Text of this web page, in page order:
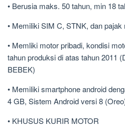
• Berusia maks. 50 tahun, min 18
• Memiliki SIM C, STNK, dan
• Memliki motor pribadi, kondisi
tahun produksi di atas tahun 2011
BEBEK)
• Memiliki smartphone android
4 GB, Sistem Android versi 8
• KHUSUS KURIR MOTOR